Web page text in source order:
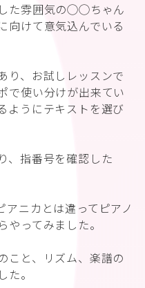
た雰囲気の◯◯ちゃん
向けて意気込んでいる
り、お試しレッスンで
で使い分けが出来てい
ようにテキストを選び
、指番号を確認した
アニカとは違ってピアノ
ってみました。
こと、リズム、楽譜の
。